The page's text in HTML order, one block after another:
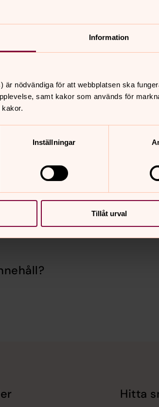
Information
är nödvändiga för att webbplatsen ska
samt kakor som används för
Inställningar
Tillåt urval
någon som finns till, är med dig
Moseboken står det.
fattige och nödlidande i
gåvor, bidrag eller att ta över, vi
sin hand i din. Hand i hand går vi
att få en lättare promenad.
går med dig!
Hitta